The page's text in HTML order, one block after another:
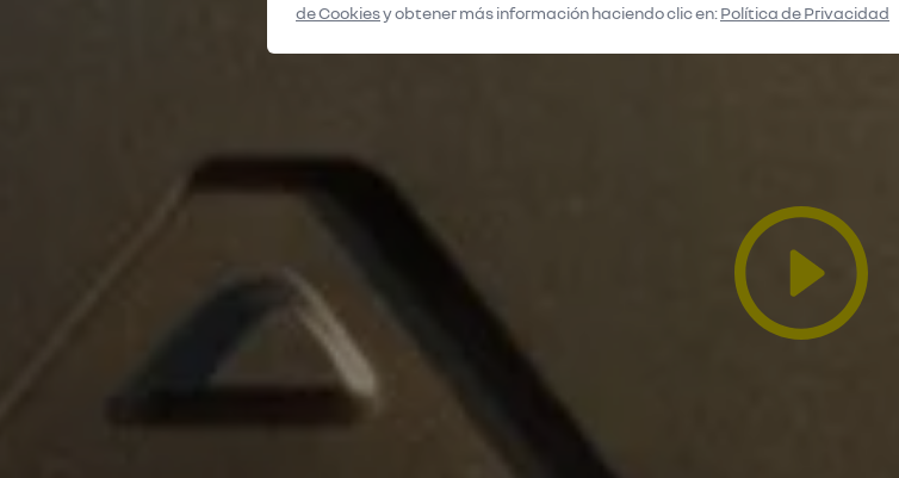
de Cookiesy obtener más información haciendo clic en:Política de Privacidad